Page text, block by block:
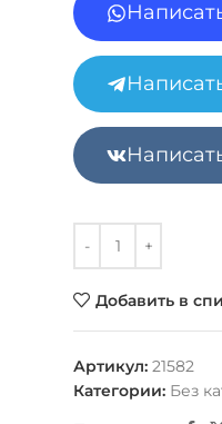
Добавить в
Артикул:21582
Категории: Без